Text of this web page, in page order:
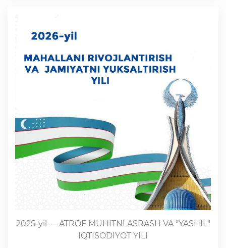
2025-yil — ATROF MUHITNI ASRASH VA "YASHIL"
IQTISODIYOT YILI